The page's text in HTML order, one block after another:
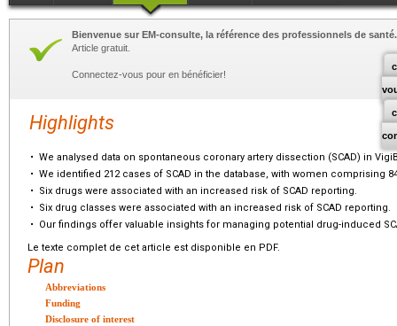
Bienvenue sur EM-consulte, la référence des professionnels de santé.
Article gratuit.
Connectez-vous pour en bénéficier!
Highlights
• We analysed data on spontaneous coronary artery dissection (SCAD) in
• We identified 212 cases of SCAD in the database, with women comprising
•
Six drugs were associated with an increased risk of SCAD reporting.
•
Six drug classes were associated with an increased risk of SCAD reporting.
•
Our findings offer valuable insights for managing potential drug-induced
Le texte complet de cet article est disponible en PDF.
Plan
Abbreviations
Funding
Disclosure of interest